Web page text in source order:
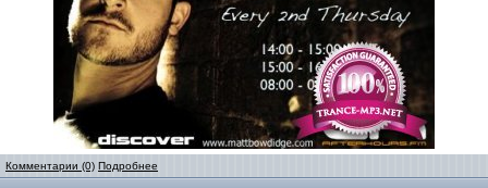
Комментарии (0) Подробнее